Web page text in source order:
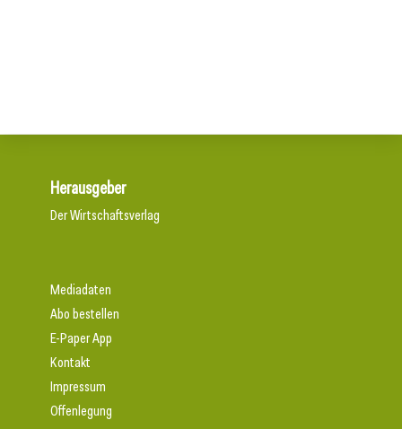
Herausgeber
Der Wirtschaftsverlag
Mediadaten
Abo bestellen
E-Paper App
Kontakt
Impressum
Offenlegung